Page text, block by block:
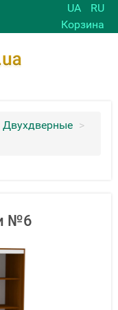
UA
RU
Корзина
Двухдверные >
№6